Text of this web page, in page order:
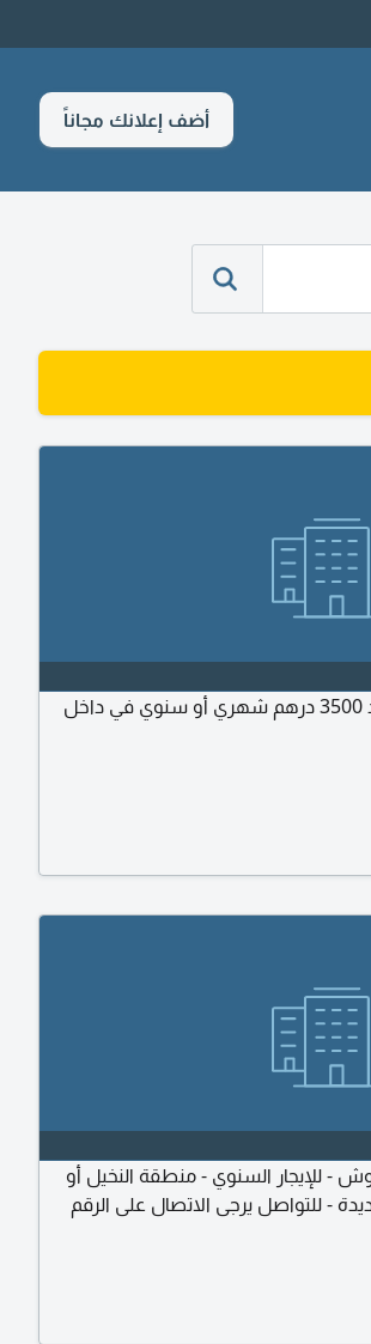
أضف إعلانك مجاناً
ابحث عن غرفة وصالة في حدود 3500 درهم شهري أو سنوي في داخل
للإيجار السنوي - منطقة النخيل أو
- للتواصل يرجى الاتصال على الرقم